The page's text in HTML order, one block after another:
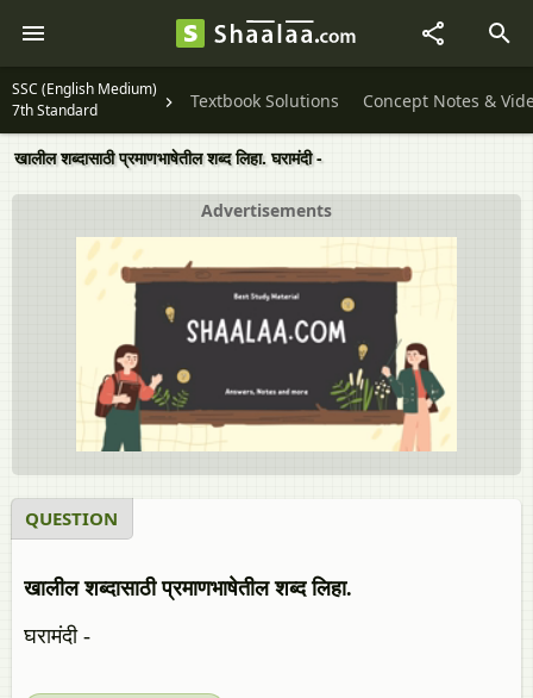
SSC (English Medium)
7th Standard
Textbook Solutions Concept Notes &
खालील शब्दासाठी प्रमाणभाषेतील शब्द लिहा. घरामंदी -
Advertisements
QUESTION
खालील शब्दासाठी प्रमाणभाषेतील शब्द लिहा.
घरामंदी -